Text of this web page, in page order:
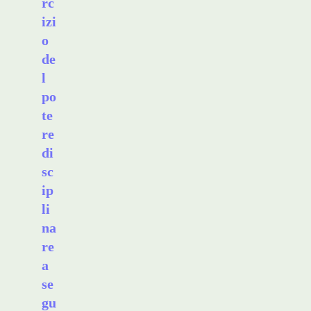
izi
o
de
l
po
te
re
di
sc
ip
li
na
re
a
se
gu